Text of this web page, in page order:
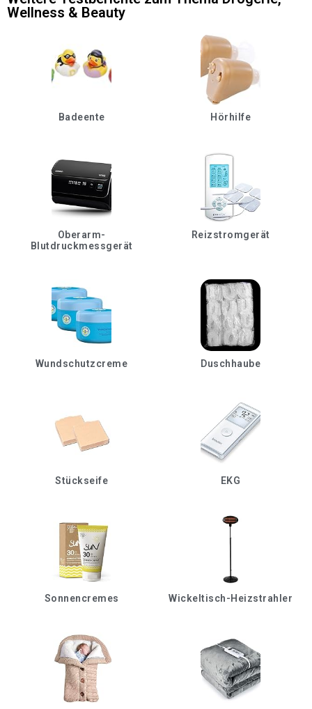
Wellness & Beauty
Badeente Hörhilfe
Oberarm-
Blutdruckmessgerät
Reizstromgerät
Wundschutzcreme Duschhaube
Stückseife EKG
Sonnencremes Wickeltisch-Heizstrahler